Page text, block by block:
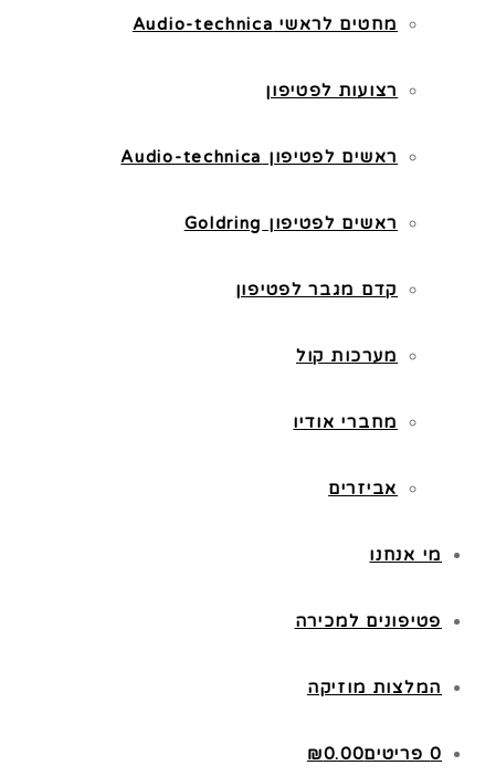
מחטים לראשי Audio-technica
רצועות לפטיפון
ראשים לפטיפון Audio-technica
ראשים לפטיפון Goldring
קדם מגבר לפטיפון
מערכות קול
מחברי אודיו
אביזרים
מי אנחנו
פטיפונים למכירה
המלצות מוזיקה
0 פריטים ₪0.00